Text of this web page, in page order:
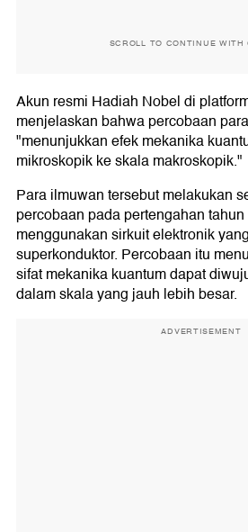
SCROLL TO CONTINUE WITH
Akun resmi Hadiah Nobel di
menjelaskan bahwa percobaan
"menunjukkan efek mekanika
mikroskopik ke skala makroskopik."
Para ilmuwan tersebut melakukan
percobaan pada pertengahan
menggunakan sirkuit elektronik
superkonduktor. Percobaan itu
sifat mekanika kuantum dapat
dalam skala yang jauh lebih besar.
ADVERTISEMENT